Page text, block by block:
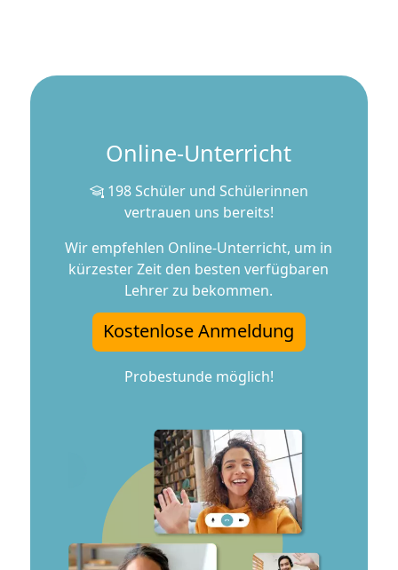
198 Schüler und Schülerinnen
vertrauen uns bereits!
Wir empfehlen Online-Unterricht, um in
kürzester Zeit den besten verfügbaren
Lehrer zu bekommen.
Kostenlose Anmeldung
Probestunde möglich!